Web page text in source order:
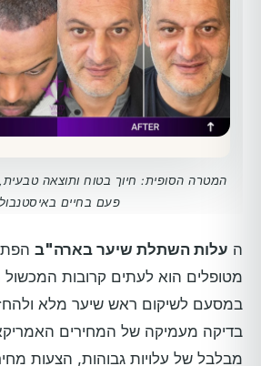
המטרה הסופית: חיוך בטוח ותוצאה
פעם בחיים
ה עלות השתלת שיער בארה"ב
מטופלים הוא לעתים קרובות המכשול
במסעם לשיקום ראש שיער מלא
בדיקה מעמיקה של המחירים
מבלבל של עלויות גבוהות, הצעות